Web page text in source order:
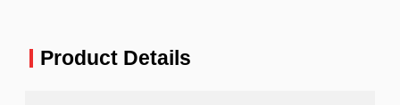
Product Details